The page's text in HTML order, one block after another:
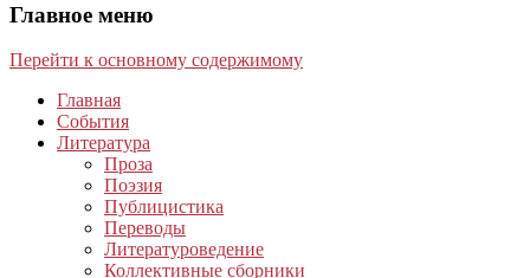
Главное меню
Перейти к основному содержимому
Главная
События
Литература
Проза
Поэзия
Публицистика
Переводы
Литературоведение
Коллективные сборники